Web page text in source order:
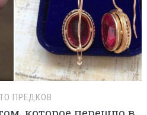
ПРЕДКОВ